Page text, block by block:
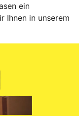
ein
Ihnen in unserem